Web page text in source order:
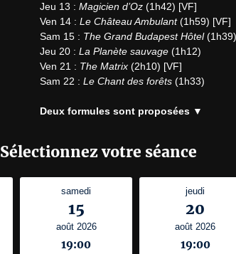
Jeu 13 : Magicien d’Oz (1h42) [VF]
Ven 14 : Le Château Ambulant (1h59) [VF]
Sam 15 : The Grand Budapest Hôtel
Jeu 20 : La Planète sauvage (1h12)
Ven 21 : The Matrix (2h10) [VF]
Sam 22 : Le Chant des forêts (1h33)
Deux formules sont proposées ▼
Jusqu’à 21h45 : Visite libre de l’expo
19h30 :
Voir les menus préparés
Sélectionnez votre séance
samedi
15
août 2026
19:00
jeudi
20
août 2026
19:00